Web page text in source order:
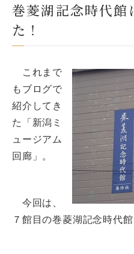
巻菱湖記念時代館
た！
これまで
もブログで
紹介してき
た「新潟ミ
ュージアム
回廊」。
今回は、
７館目の巻菱湖記念時代